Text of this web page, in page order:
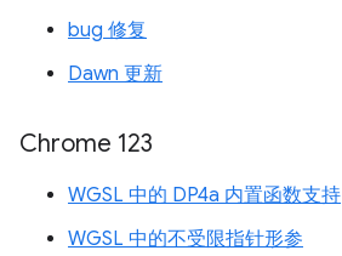
bug 修复
Dawn 更新
Chrome 123
WGSL 中的 DP4a 内置函数支持
WGSL 中的不受限指针形参